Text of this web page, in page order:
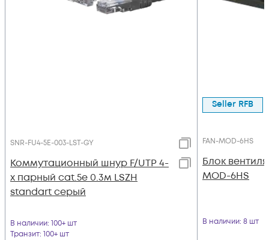
SNR-FU4-5E-003-LST-GY
Коммутационный шнур F/UTP 4-
х парный cat.5e 0.3м LSZH
standart серый
В наличии: 100+ шт
Транзит: 100+ шт
Seller RFB
FAN-MOD-6HS
Блок
MOD-6HS
В наличии: 8 шт